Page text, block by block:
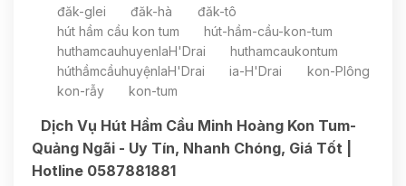
đăk-glei
đăk-hà
đăk-tô
hút hầm cầu kon tum
hút-hầm-cầu-kon-tum
huthamcauhuyenIaH'Drai
huthamcaukontum
húthầmcầuhuyệnIaH'Drai
ia-H'Drai
kon-Plông
kon-rẫy
kon-tum
Dịch Vụ Hút Hầm Cầu Minh Hoàng Kon Tum-
Quảng Ngãi - Uy Tín, Nhanh Chóng, Giá Tốt |
Hotline 0587881881